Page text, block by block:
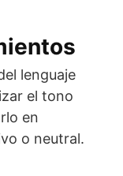
lenguaje
el tono
en
o neutral.